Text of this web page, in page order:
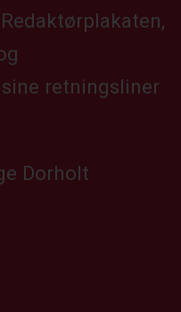
retningsliner
Dorholt